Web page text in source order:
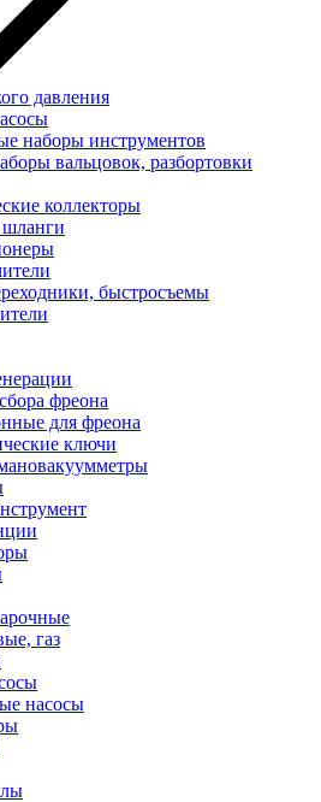
давления
наборы инструментов
вальцовок, разбортовки
коллекторы
быстросъемы
фреона
для фреона
ключи
газ
насосы